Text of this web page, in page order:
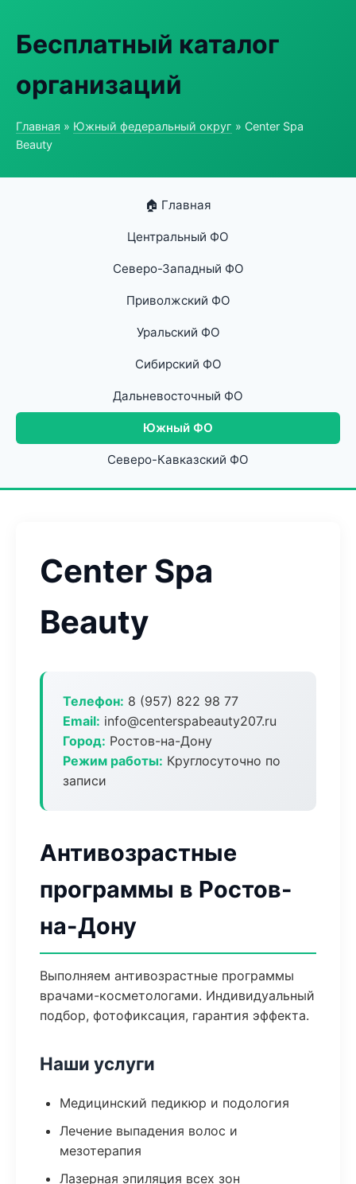
Бесплатный каталог
организаций
Главная » Южный федеральный округ » Center Spa
Beauty
🏠 Главная
Центральный ФО
Северо-Западный ФО
Приволжский ФО
Уральский ФО
Сибирский ФО
Дальневосточный ФО
Южный ФО
Северо-Кавказский ФО
Center Spa
Beauty
Телефон: 8 (957) 822 98 77
Email: info@centerspabeauty207.ru
Город: Ростов-на-Дону
Режим работы: Круглосуточно по
записи
Антивозрастные
программы в Ростов-
на-Дону
Выполняем антивозрастные программы
врачами-косметологами. Индивидуальный
подбор, фотофиксация, гарантия эффекта.
Наши услуги
Медицинский педикюр и подология
Лечение выпадения волос и
мезотерапия
Лазерная эпиляция всех зон